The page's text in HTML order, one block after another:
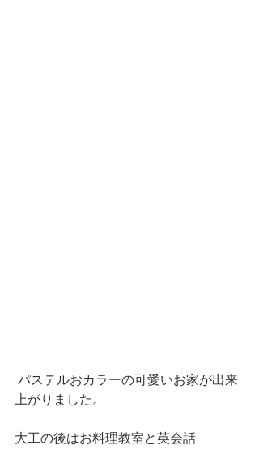
上がりました。
大工の後はお料理教室と英会話